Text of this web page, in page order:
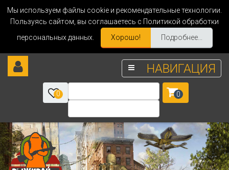
Мы используем файлы cookie и рекомендательные технологии.
Пользуясь сайтом, вы соглашаетесь с Политикой обработки
персональных данных.
Хорошо! Подробнее...
НАВИГАЦИЯ
0 0